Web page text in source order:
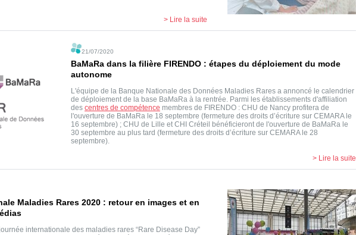
> Lire la suite
21/07/2020
BaMaRa dans la filière FIRENDO : étapes du déploiement du mode
autonome
L'équipe de la Banque Nationale des Données Maladies Rares a annoncé le calendrier
de déploiement de la base BaMaRa à la rentrée. Parmi les établissements d'affiliation
des centres de compétence membres de FIRENDO : CHU de Nancy profitera de
l'ouverture de BaMaRa le 18 septembre (fermeture des droits d’écriture sur CEMARA le
16 septembre) ; CHU de Lille et CHI Créteil bénéficieront de l'ouverture de BaMaRa le
30 septembre au plus tard (fermeture des droits d’écriture sur CEMARA le 28
septembre).
> Lire la suite
Maladies Rares 2020 : retour en images et en
internationale des maladies rares “Rare Disease Day”